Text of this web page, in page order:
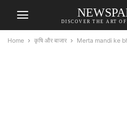
DISCOVER THE ART
Home कृषि और बाजार Merta mandi ke